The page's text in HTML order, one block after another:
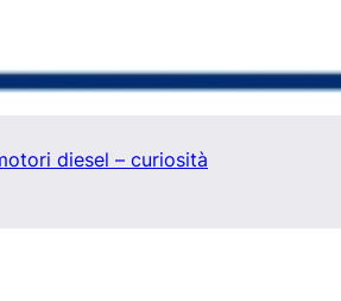
diesel – curiosità